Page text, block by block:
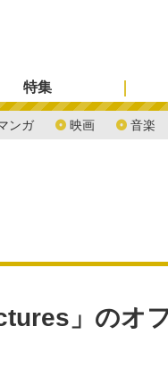
ンガ 映画 音楽
特集
」のオ